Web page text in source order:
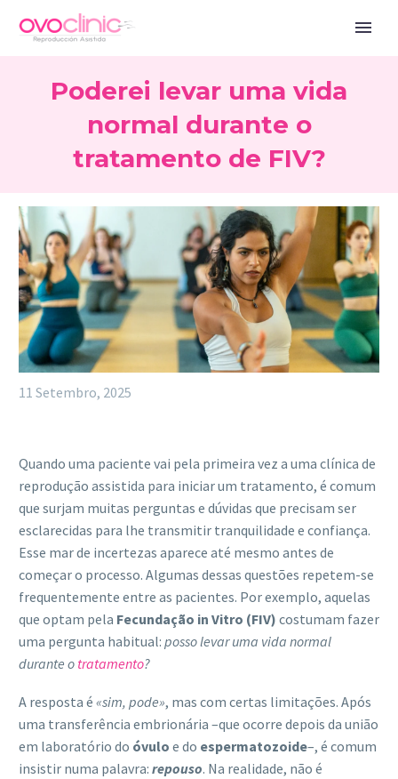
Poderei levar uma vida
normal durante o
tratamento de FIV?
11 Setembro, 2025
Quando uma paciente vai pela primeira vez a uma clínica de
reprodução assistida para iniciar um tratamento, é comum
que surjam muitas perguntas e dúvidas que precisam ser
esclarecidas para lhe transmitir tranquilidade e confiança.
Esse mar de incertezas aparece até mesmo antes de
começar o processo. Algumas dessas questões repetem-se
frequentemente entre as pacientes. Por exemplo, aquelas
que optam pela Fecundação in Vitro (FIV) costumam fazer
uma pergunta habitual: posso levar uma vida normal
durante o tratamento?
A resposta é «sim, pode», mas com certas limitações. Após
uma transferência embrionária –que ocorre depois da união
em laboratório do óvulo e do espermatozoide–, é comum
insistir numa palavra: repouso. Na realidade, não é